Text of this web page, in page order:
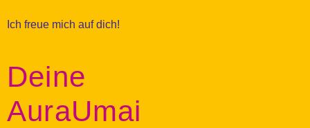
Ich freue mich auf dich!
Deine
AuraUmai